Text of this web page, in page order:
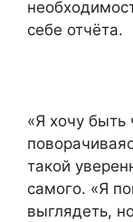
себе отчёта.
«Я хочу
такой
самого. «Я
выглядеть,